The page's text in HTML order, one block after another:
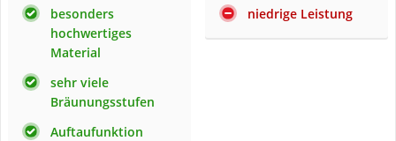
besonders
hochwertiges
Material
sehr viele
Bräunungsstufen
Auftaufunktion
niedrige Leistung